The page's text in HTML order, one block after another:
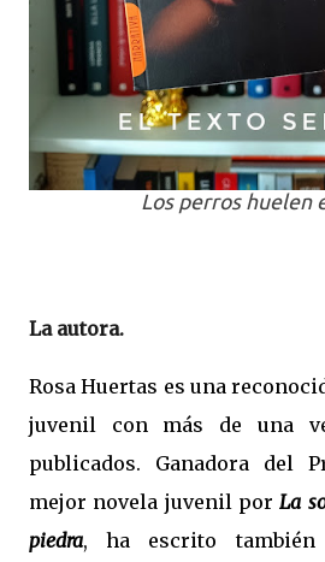
Los perros huelen
La autora.
Rosa Huertas es una
juvenil con más de una
publicados. Ganadora del
mejor novela juvenil porLa
piedra, ha escrito también